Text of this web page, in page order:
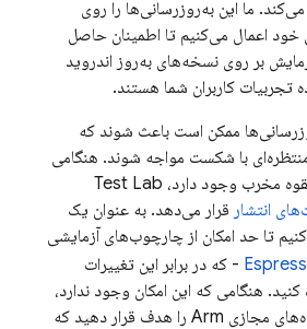
ما این به‌روزرسانی‌ها را روی
اعمال می‌کنیم تا اطمینان حاصل
بر روی نسخه‌های به‌روز اندروید
کاربران شما هستند.
ممکن است باعث شوند که
با شکست مواجه شوند. هنگامی
مخرب وجود دارد، Test Lab
انتشار قرار می‌دهد. به عنوان یک
تا حد امکان از چارچوب‌های آزمایشی
- که در برابر این تغییرات
هنگامی که این امکان وجود ندارد،
توصیه می‌کنیم دستگاه‌های مجازی Arm را هدف قرار دهید که